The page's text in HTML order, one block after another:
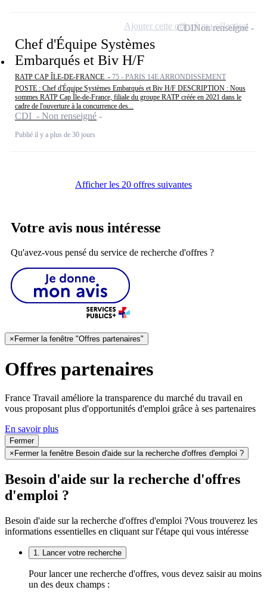
Chef d'Équipe Systèmes
Embarqués et Biv H/F
RATP CAP ÎLE-DE-FRANCE - 75 - PARIS 14E ARRONDISSEMENT
POSTE : Chef d'Équipe Systèmes Embarqués et Biv H/F DESCRIPTION : Nous
sommes RATP Cap Île-de-France, filiale du groupe RATP créée en 2021 dans le
cadre de l'ouverture à la concurrence des...
CDI - Non renseigné
Publié il y a plus de 30 jours
CDINon renseigné
Ajouter cette offre à ma sélection
Afficher les 20 offres suivantes
Votre avis nous intéresse
Qu'avez-vous pensé du service de recherche d'offres ?
× Fermer la fenêtre "Offres partenaires"
Offres partenaires
France Travail améliore la transparence du marché du travail en
vous proposant plus d'opportunités d'emploi grâce à ses partenaires
En savoir plus
Fermer
× Fermer la fenêtre Besoin d'aide sur la recherche d'offres d'emploi ?
Besoin d'aide sur la recherche d'offres
d'emploi ?
Besoin d'aide sur la recherche d'offres d'emploi ?Vous trouverez les
informations essentielles en cliquant sur l'étape qui vous intéresse
1. Lancer votre recherche
Pour lancer une recherche d'offres, vous devez saisir au moins
un des deux champs :